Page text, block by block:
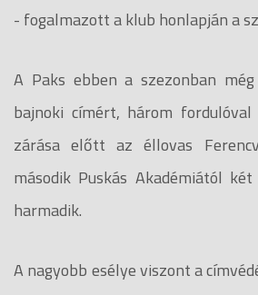
- fogalmazott a klub honlapján a
A Paks ebben a szezonban
bajnoki címért, három
zárása előtt az éllovas
második Puskás Akadémiától
harmadik.
A nagyobb esélye viszont a